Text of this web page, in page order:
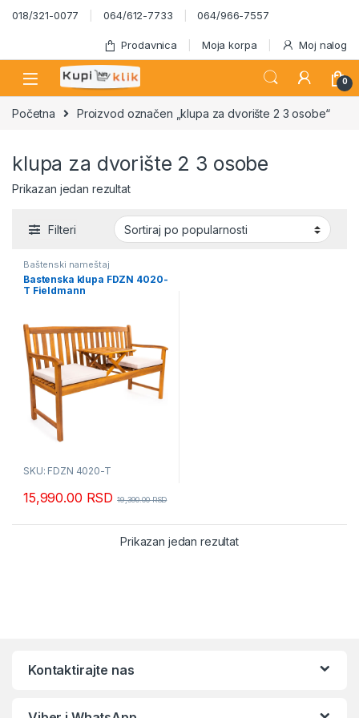
Skip to navigation
Skip to content
018/321-0077 064/612-7733 064/966-7557
Prodavnica Moja korpa Moj nalog
0
Početna Proizvod označen „klupa za dvorište 2 3 osobe“
klupa za dvorište 2 3 osobe
Prikazan jedan rezultat
Filteri
Baštenski nameštaj
Bastenska klupa FDZN 4020-
T Fieldmann
SKU: FDZN 4020-T
15,990.00 RSD 19,390.00RSD
Prikazan jedan rezultat
Kontaktirajte nas